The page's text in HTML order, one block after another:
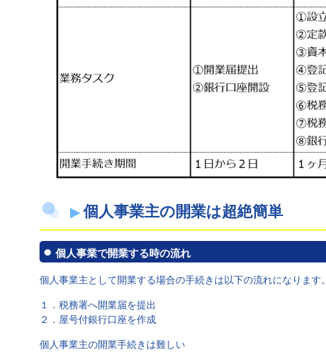
個人事業主の開業は超絶簡単
個人事業で開業する時の流れ
個人事業主として開業する場合の手続きは以下の流れになります。
１．税務署へ開業届を提出
２．屋号付銀行口座を作成
個人事業主の開業手続きは難しい